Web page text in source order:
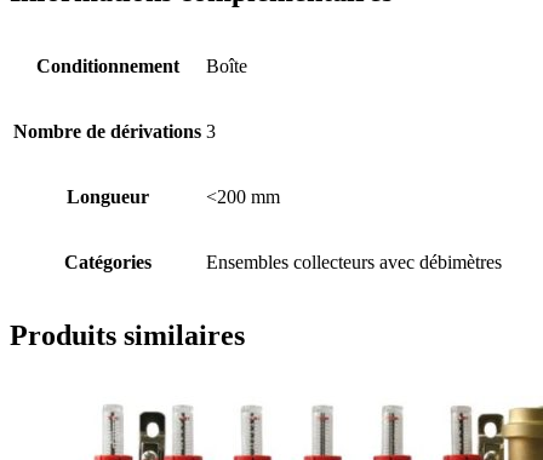
Conditionnement Boîte
Nombre de dérivations 3
Longueur <200 mm
Catégories Ensembles collecteurs avec débimètres
Produits similaires